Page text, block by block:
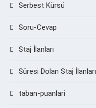
Serbest Kürsü
Soru-Cevap
Staj İlanları
Süresi Dolan Staj İlanları
taban-puanlari